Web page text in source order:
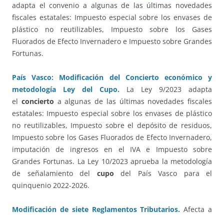
adapta el convenio a algunas de las últimas novedades
fiscales estatales: Impuesto especial sobre los envases de
plástico no reutilizables, Impuesto sobre los Gases
Fluorados de Efecto Invernadero e Impuesto sobre Grandes
Fortunas.
País Vasco: Modificación del Concierto económico y
metodología Ley del Cupo.
La Ley 9/2023 adapta
el concierto a algunas de las últimas novedades fiscales
estatales: Impuesto especial sobre los envases de plástico
no reutilizables, Impuesto sobre el depósito de residuos,
Impuesto sobre los Gases Fluorados de Efecto Invernadero,
imputación de ingresos en el IVA e Impuesto sobre
Grandes Fortunas. La Ley 10/2023 aprueba la metodología
de señalamiento del cupo del País Vasco para el
quinquenio 2022-2026.
Modificación de siete Reglamentos Tributarios.Afecta a